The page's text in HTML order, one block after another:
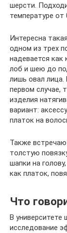
шерсти.
температуре от
Интересна
одном из трех
надевается как
лоб и шею до
лишь овал лица.
первом случае,
изделия
вариант:
платок на
Также
толстую
шапки на
как платок,
Что
В
исследование